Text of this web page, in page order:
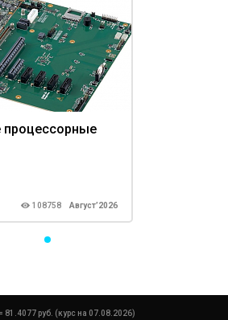
108758 Август’2026
81.4077 руб. (курс на 07.08.2026)